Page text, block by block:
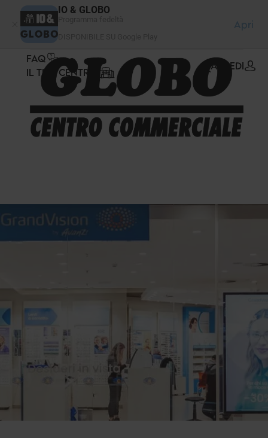
IO & GLOBO
Apri
FAQ
IL TUO CENTRO
ACCEDI
Pannello di gestione dei cookies